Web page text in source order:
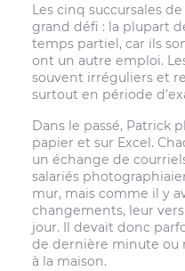
Les cinq succursales
grand défi : la plupart
temps partiel, car ils
ont un autre emploi.
souvent irréguliers et
surtout en période
Dans le passé, Patrick
papier et sur Excel.
un échange de
salariés
mur, mais comme il y
changements, leur
jour. Il devait donc
de dernière minute ou
à la maison.